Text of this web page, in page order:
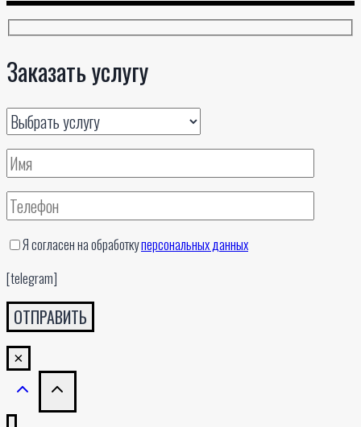
Заказать услугу
Я согласен на обработкуперсональных данных
[telegram]
×